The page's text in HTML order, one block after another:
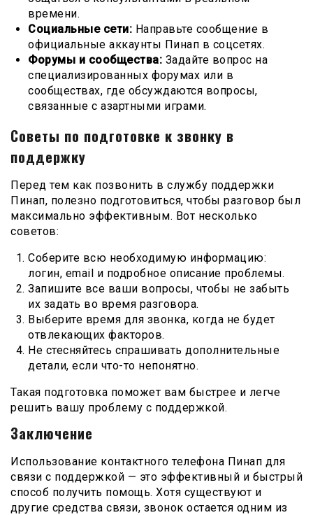
времени.
Социальные сети: Направьте сообщение в
официальные аккаунты Пинап в соцсетях.
Форумы и сообщества: Задайте вопрос на
специализированных форумах или в
сообществах, где обсуждаются вопросы,
связанные с азартными играми.
Советы по подготовке к звонку в
поддержку
Перед тем как позвонить в службу поддержки
Пинап, полезно подготовиться, чтобы разговор был
максимально эффективным. Вот несколько
советов:
Соберите всю необходимую информацию:
логин, email и подробное описание проблемы.
Запишите все ваши вопросы, чтобы не забыть
их задать во время разговора.
Выберите время для звонка, когда не будет
отвлекающих факторов.
Не стесняйтесь спрашивать дополнительные
детали, если что-то непонятно.
Такая подготовка поможет вам быстрее и легче
решить вашу проблему с поддержкой.
Заключение
Использование контактного телефона Пинап для
связи с поддержкой — это эффективный и быстрый
способ получить помощь. Хотя существуют и
другие средства связи, звонок остается одним из